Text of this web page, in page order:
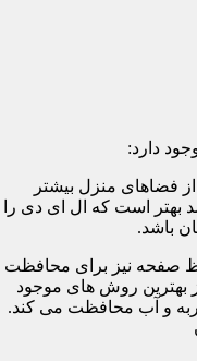
دارد:
فضاهای منزل بیشتر
بهتر است که ال ای دی را
باشد.
صفحه نیز برای محافظت
بهترین روش های موجود
و آب محافظت می کند.